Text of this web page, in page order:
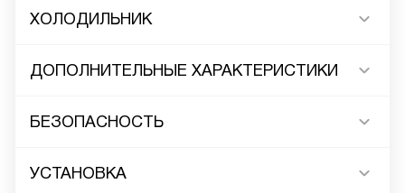
ХОЛОДИЛЬНИК
ДОПОЛНИТЕЛЬНЫЕ ХАРАКТЕРИСТИКИ
БЕЗОПАСНОСТЬ
УСТАНОВКА